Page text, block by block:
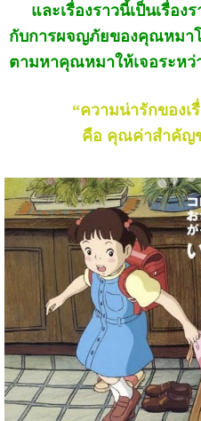
และเรื่องราวนี้เป็นเรื่องร
กับการผจญภัยของคุณหมา
ตามหาคุณหมาให้เจอระหว่
“ความน่ารักของเ
คือ คุณค่าสำคัญ